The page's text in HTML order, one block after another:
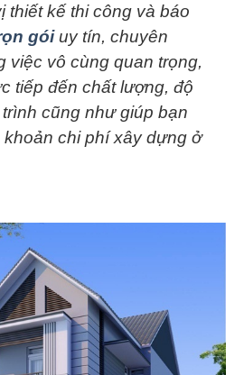
thiết kế thi công và báo
góiuy tín, chuyên
việc vô cùng quan trọng,
tiếp đến chất lượng, độ
cũng như giúp bạn
khoản chi phí xây dựng ở